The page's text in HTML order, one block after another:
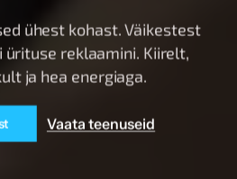
ühest kohast. Väikestest
ürituse reklaamini. Kiirelt,
ja hea energiaga.
Vaata teenuseid